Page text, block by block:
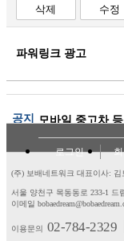
삭제 수정
파워링크 광고
공지 모바일 중고차
로그인
(주) 보배네트워크 대표이사: 김
서울 양천구 목동동로 233-1 드
이메일
이용문의 02-784-2329